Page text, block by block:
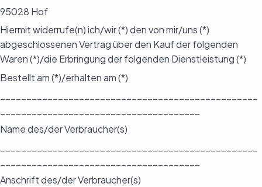
95028 Hof
Hiermit widerrufe(n) ich/wir (*) den von mir/uns (*)
abgeschlossenen Vertrag über den Kauf der folgenden
Waren (*)/die Erbringung der folgenden Dienstleistung (*)
Bestellt am (*)/erhalten am (*)
Name des/der Verbraucher(s)
Anschrift des/der Verbraucher(s)